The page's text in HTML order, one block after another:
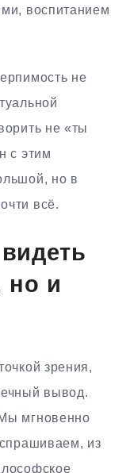
воспитанием
не
не «ты
с этим
но в
всё.
но и
зрения,
вывод.
мгновенно
из